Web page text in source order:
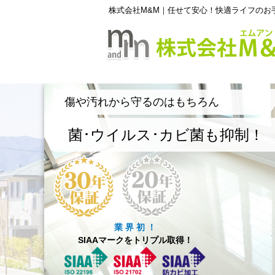
株式会社M&M｜任せて安心！快適ライフのお
傷や汚れから守るのはもちろん
菌･ウイルス･カビ菌も抑制！
業 界 初 ！
SIAAマークをトリプル取得！